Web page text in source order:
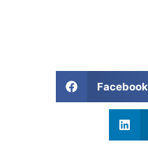
Facebook